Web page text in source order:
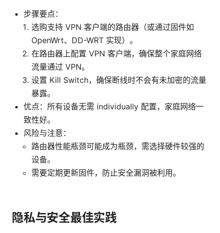
步骤要点：
选购支持 VPN 客户端的路由器（或通过固件如
OpenWrt、DD-WRT 实现）。
在路由器上配置 VPN 客户端，确保整个家庭网络
流量通过 VPN。
设置 Kill Switch，确保断线时不会有未加密的流量
暴露。
优点：所有设备无需 individually 配置，家庭网络一
致性好。
风险与注意：
路由器性能瓶颈可能成为瓶颈，需选择硬件较强的
设备。
需要定期更新固件，防止安全漏洞被利用。
隐私与安全最佳实践